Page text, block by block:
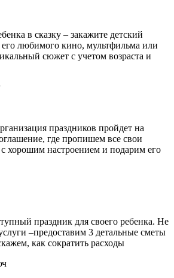
в сказку – закажите детский
любимого кино, мультфильма или
сюжет с учетом возраста и
праздников пройдет на
где пропишем все свои
хорошим настроением и подарим его
праздник для своего ребенка. Не
–предоставим 3 детальные сметы
как сократить расходы